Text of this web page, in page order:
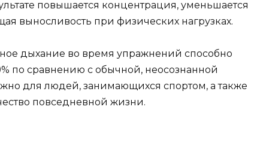
повышается концентрация, уменьшается
выносливость при физических нагрузках.
дыхание во время упражнений способно
по сравнению с обычной, неосознанной
для людей, занимающихся спортом, а также
повседневной жизни.